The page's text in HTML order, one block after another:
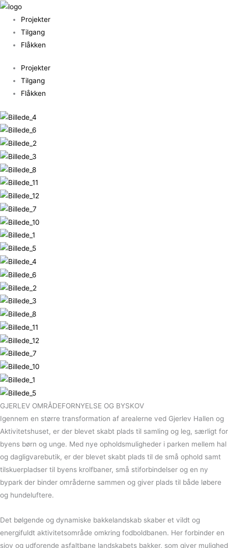
Gå
indholdet
Projekter
Tilgang
Flåkken
Projekter
Tilgang
Flåkken
GJERLEV OMRÅDEFORNYELSE OG BYSKOV
Igennem en større transformation af arealerne ved Gjerlev Hallen og
Aktivitetshuset, er der blevet skabt plads til samling og leg, særligt for
byens børn og unge. Med nye opholdsmuligheder i parken mellem hal
og dagligvarebutik, er der blevet skabt plads til de små ophold samt
tilskuerpladser til byens krolfbaner, små stiforbindelser og en ny
bypark der binder områderne sammen og giver plads til både løbere
og hundeluftere.
Det bølgende og dynamiske bakkelandskab skaber et vildt og
energifuldt aktivitetsområde omkring fodboldbanen. Her forbinder en
sjov og udforende asfaltbane landskabets bakker, som giver mulighed